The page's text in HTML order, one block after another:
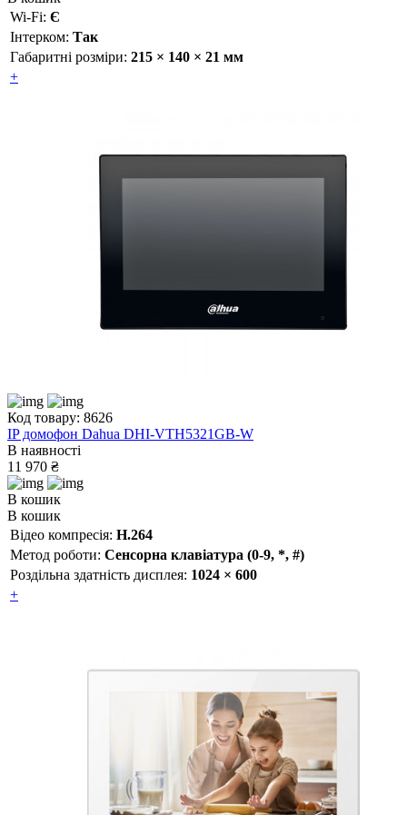
Wi-Fi: Є
Інтерком: Так
Габаритні розміри: 215 × 140 × 21 мм
+
Код товару: 8626
IP домофон Dahua DHI-VTH5321GB-W
В наявності
11 970 ₴
В кошик
В кошик
Відео компресія: H.264
Метод роботи: Сенсорна клавіатура (0-9, *, #)
Роздільна здатність дисплея: 1024 × 600
+